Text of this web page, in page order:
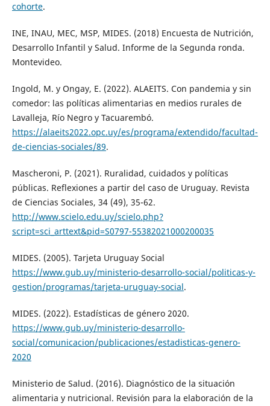
cohorte.
INE, INAU, MEC, MSP, MIDES. (2018) Encuesta de Nutrición,
Desarrollo Infantil y Salud. Informe de la Segunda ronda.
Montevideo.
Ingold, M. y Ongay, E. (2022). ALAEITS. Con pandemia y sin
comedor: las políticas alimentarias en medios rurales de
Lavalleja, Río Negro y Tacuarembó.
https://alaeits2022.opc.uy/es/programa/extendido/facultad-
de-ciencias-sociales/89.
Mascheroni, P. (2021). Ruralidad, cuidados y políticas
públicas. Reflexiones a partir del caso de Uruguay. Revista
de Ciencias Sociales, 34 (49), 35-62.
http://www.scielo.edu.uy/scielo.php?
script=sci_arttext&pid=S0797-55382021000200035
MIDES. (2005). Tarjeta Uruguay Social
https://www.gub.uy/ministerio-desarrollo-social/politicas-y-
gestion/programas/tarjeta-uruguay-social.
MIDES. (2022). Estadísticas de género 2020.
https://www.gub.uy/ministerio-desarrollo-
social/comunicacion/publicaciones/estadisticas-genero-
2020
Ministerio de Salud. (2016). Diagnóstico de la situación
alimentaria y nutricional. Revisión para la elaboración de la